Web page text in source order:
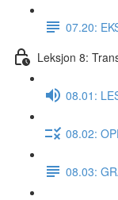
07.20:
Leksjon 8:
08.01:
08.02:
08.03: